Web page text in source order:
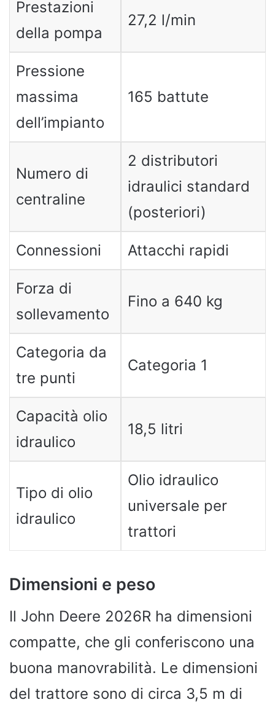
Prestazioni
della pompa
27,2 l/min
Pressione
massima
dell’impianto
165 battute
Numero di
centraline
2 distributori
idraulici standard
(posteriori)
Connessioni Attacchi rapidi
Forza di
sollevamento
Fino a 640 kg
Categoria da
tre punti
Categoria 1
Capacità olio
idraulico
18,5 litri
Tipo di olio
idraulico
Olio idraulico
universale per
trattori
Dimensioni e peso
Il John Deere 2026R ha dimensioni
compatte, che gli conferiscono una
buona manovrabilità. Le dimensioni
del trattore sono di circa 3,5 m di